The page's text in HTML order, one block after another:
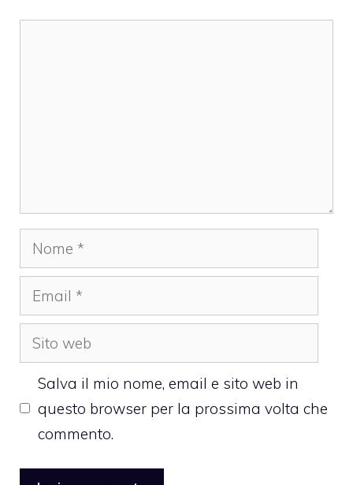
Nome
Email
Sito
web
Salva il mio nome, email e sito web in
questo browser per la prossima volta che
commento.